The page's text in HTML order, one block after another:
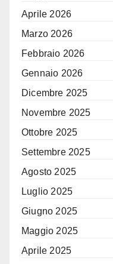
Aprile 2026
Marzo 2026
Febbraio 2026
Gennaio 2026
Dicembre 2025
Novembre 2025
Ottobre 2025
Settembre 2025
Agosto 2025
Luglio 2025
Giugno 2025
Maggio 2025
Aprile 2025